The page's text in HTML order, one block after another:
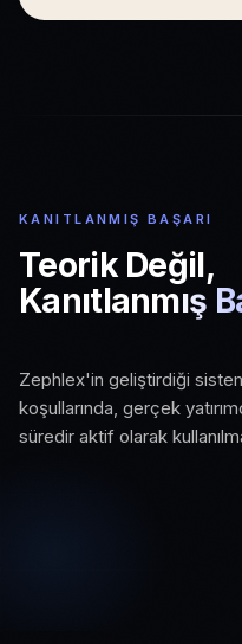
KANITLANMIŞ BAŞARI
Teorik Değil,
Kanıtlanmış
Zephlex'in geliştirdiği
koşullarında, gerçek
süredir aktif olarak
01
Gerçek Piyasa
Canlı piyasa verisi ve
02
Aktif Kurumsal
03
Ölçeklenebilir